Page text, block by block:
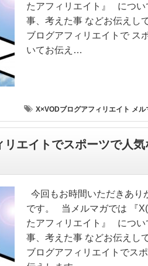
たアフィリエイト』 につ
事、考えた事 などお伝え
ブログアフィリエイトで ス
いてお伝え…
X×VODブログアフィリエイト メル
エイトでスポーツで人気
今回もお時間いただきあり
です。 当メルマガでは 『
たアフィリエイト』 につ
事、考えた事 などお伝え
ブログアフィリエイトでス